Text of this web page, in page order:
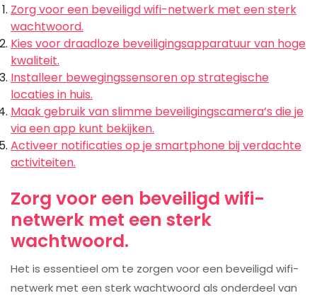
Zorg voor een beveiligd wifi-netwerk met een sterk
wachtwoord.
Kies voor draadloze beveiligingsapparatuur van hoge
kwaliteit.
Installeer bewegingssensoren op strategische
locaties in huis.
Maak gebruik van slimme beveiligingscamera’s die je
via een app kunt bekijken.
Activeer notificaties op je smartphone bij verdachte
activiteiten.
Zorg voor een beveiligd wifi-
netwerk met een sterk
wachtwoord.
Het is essentieel om te zorgen voor een beveiligd wifi-
netwerk met een sterk wachtwoord als onderdeel van